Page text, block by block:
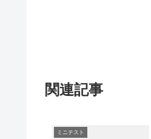
関連記事
ミニテスト